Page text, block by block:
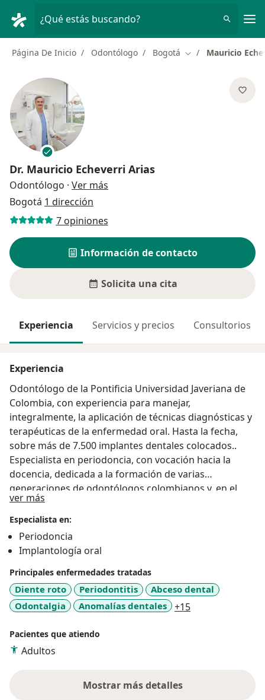
¿Qué estás buscando?
Página De Inicio Odontólogo Bogotá Cambiar de ciudad
Mauricio
Dr. Mauricio Echeverri Arias
Odontólogo · Ver más
Bogotá 1 dirección
7 opiniones
Información de contacto
Solicita una cita
Experiencia Servicios y precios Consultorios
Experiencia
Odontólogo de la Pontificia Universidad Javeriana de
Colombia, con experiencia para manejar,
integralmente, la aplicación de técnicas diagnósticas y
terapéuticas de la enfermedad oral. Hasta la fecha,
sobre más de 7.500 implantes dentales colocados..
Especialista en periodoncia, con vocación hacia la
docencia, dedicada a la formación de varias
generaciones de odontólogos colombianos y, en el
ámbito internacional, a dictar conferencias en
prestigiosas universidades.
ver más
Especialista en:
Periodoncia
Implantología oral
Principales enfermedades tratadas
Diente roto Periodontitis
Abceso dental
Odontalgia
Anomalías dentales +15
Pacientes que atiendo
Adultos
Mostrar más detalles
sobre la experiencia